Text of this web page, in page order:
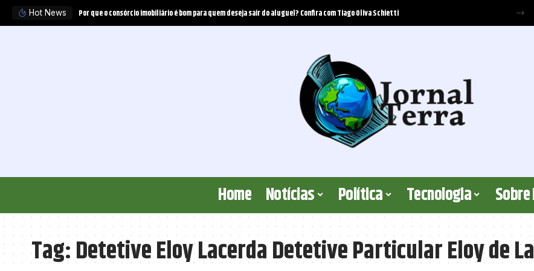
Hot News Por que o consórcio imobiliário é bom para quem deseja sair do aluguel? Confira com Tiago Oliva Schietti
Home Notícias Política Tecnologia
Tag:Detetive Eloy Lacerda Detetive Particular Eloy de